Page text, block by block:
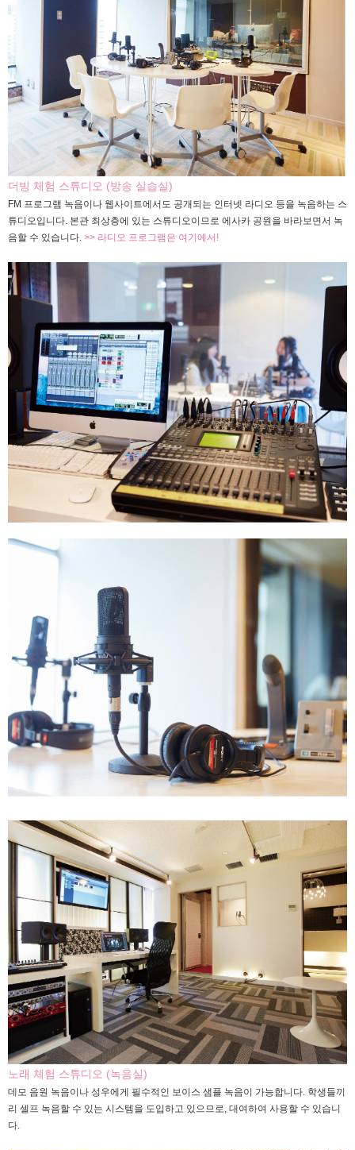
더빙 체험 스튜디오 (방송 실습실)
FM 프로그램 녹음이나 웹사이트에서도 공개되는 인터넷 라디오 등을 녹음하는 스
튜디오입니다. 본관 최상층에 있는 스튜디오이므로 에사카 공원을 바라보면서 녹
음할 수 있습니다. >> 라디오 프로그램은 여기에서!
노래 체험 스튜디오 (녹음실)
데모 음원 녹음이나 성우에게 필수적인 보이스 샘플 녹음이 가능합니다. 학생들끼
리 셀프 녹음할 수 있는 시스템을 도입하고 있으므로, 대여하여 사용할 수 있습니
다.